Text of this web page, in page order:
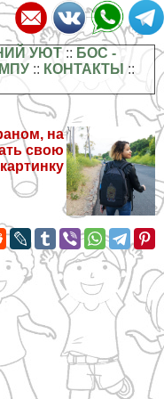
УЮТ:: БОС -
:: КОНТАКТЫ ::
на
свою
картинку